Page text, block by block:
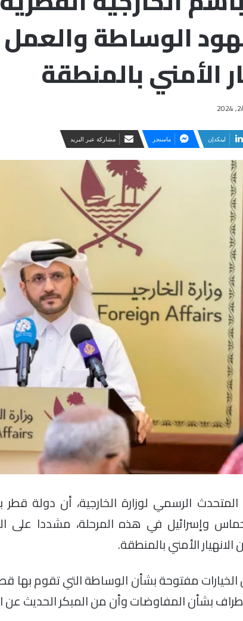
الوساطة
الأمني بالمنطقة
لينكدإن ماسنجر مشاركة عبر البريد
المتحدث الرسمي لوزارة الخارجية، أن دولة
وإسرائيل في هذه المرحلة، مشددا على
الأمني بالمنطقة.
الخيارات مفتوحة بشأن الوساطة التي تقوم
بشأن المفاوضات وأن من المبكر الحديث